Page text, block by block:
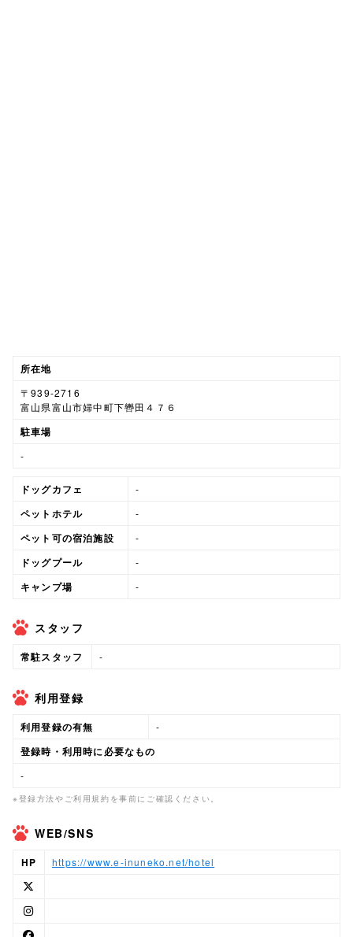
所在地
〒939-2716
富山県富山市婦中町下轡田４７６
駐車場
-
ドッグカフェ -
ペットホテル -
ペット可の宿泊施設 -
ドッグプール -
キャンプ場 -
スタッフ
常駐スタッフ -
利用登録
利用登録の有無 -
登録時・利用時に必要なもの
-
※登録方法やご利用規約を事前にご確認ください。
WEB/SNS
HP https://www.e-inuneko.net/hotel